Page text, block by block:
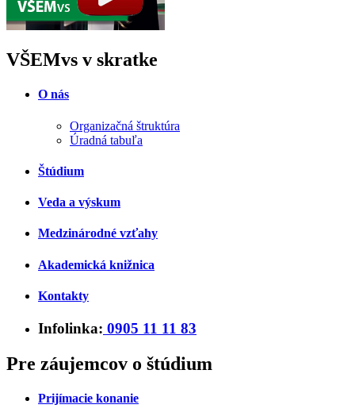
VŠEMvs v skratke
O nás
Organizačná štruktúra
Úradná tabuľa
Štúdium
Veda a výskum
Medzinárodné vzťahy
Akademická knižnica
Kontakty
Infolinka: 0905 11 11 83
Pre záujemcov o štúdium
Prijímacie konanie